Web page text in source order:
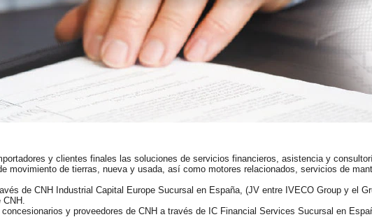
y clientes finales las soluciones de servicios financieros, asistencia y
movimiento de tierras, nueva y usada, así como motores relacionados, servicios de
de CNH Industrial Capital Europe Sucursal en España, (JV entre IVECO Group y el
CNH.
y proveedores de CNH a través de IC Financial Services Sucursal en